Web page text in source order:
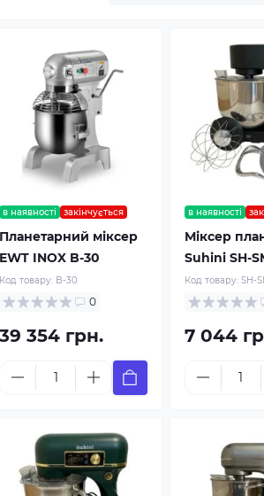
в наявності закінчується
Планетарний міксер
EWT INOX B-30
Код товару: B-30
0
39 354 грн.
в наявності
Міксер
Suhini SH-
Код товару: SH-
7 044